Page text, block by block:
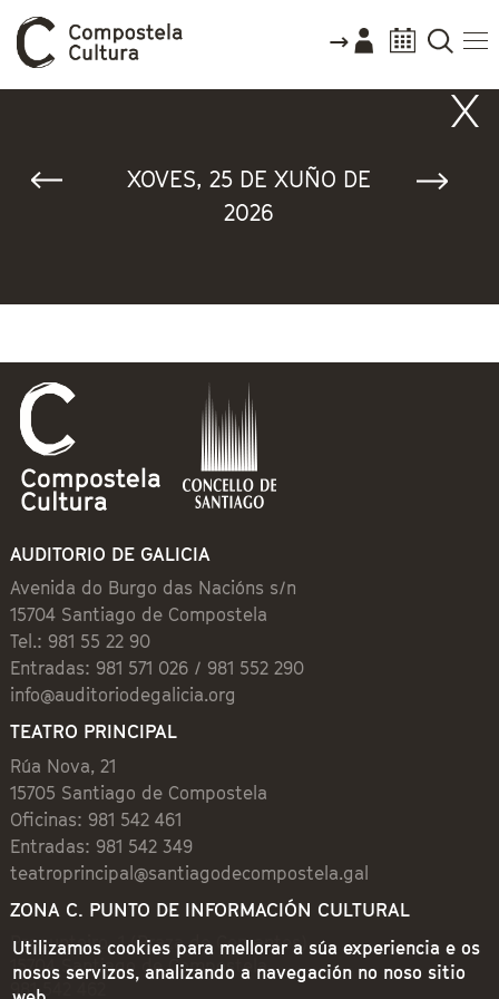
XOVES, 25 DE XUÑO DE
2026
AUDITORIO DE GALICIA
Avenida do Burgo das Nacións s/n
15704 Santiago de Compostela
Tel.: 981 55 22 90
Entradas: 981 571 026 / 981 552 290
info@auditoriodegalicia.org
TEATRO PRINCIPAL
Rúa Nova, 21
15705 Santiago de Compostela
Oficinas: 981 542 461
Entradas: 981 542 349
teatroprincipal@santiagodecompostela.gal
ZONA C. PUNTO DE INFORMACIÓN CULTURAL
Preguntoiro, 1 (Praza de Cervantes)
15704 Santiago de Compostela
981 542 462
Utilizamos cookies para mellorar a súa experiencia e os
nosos servizos, analizando a navegación no noso sitio